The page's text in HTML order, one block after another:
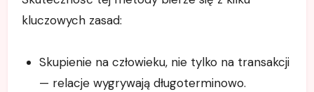
kluczowych zasad:
Skupienie na człowieku, nie tylko na transakcji
— relacje wygrywają długoterminowo.